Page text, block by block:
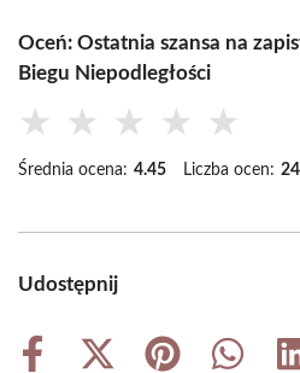
Oceń: Ostatnia szansa na
Biegu Niepodległości
★ ★ ★ ★ ★
Średnia ocena: 4.45 Liczba ocen: 24
Udostępnij
Share
Share
Share
Share